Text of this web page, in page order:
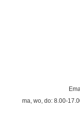
ma, wo, do: 8.00-